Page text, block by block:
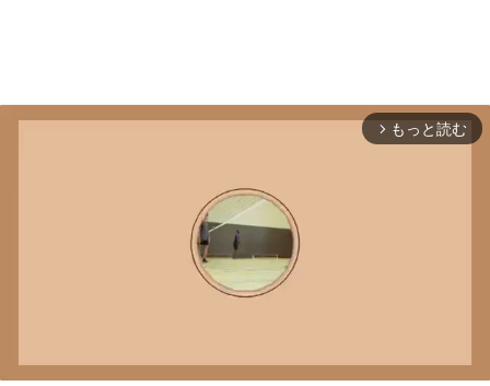
arrow_forward_ios もっと読む